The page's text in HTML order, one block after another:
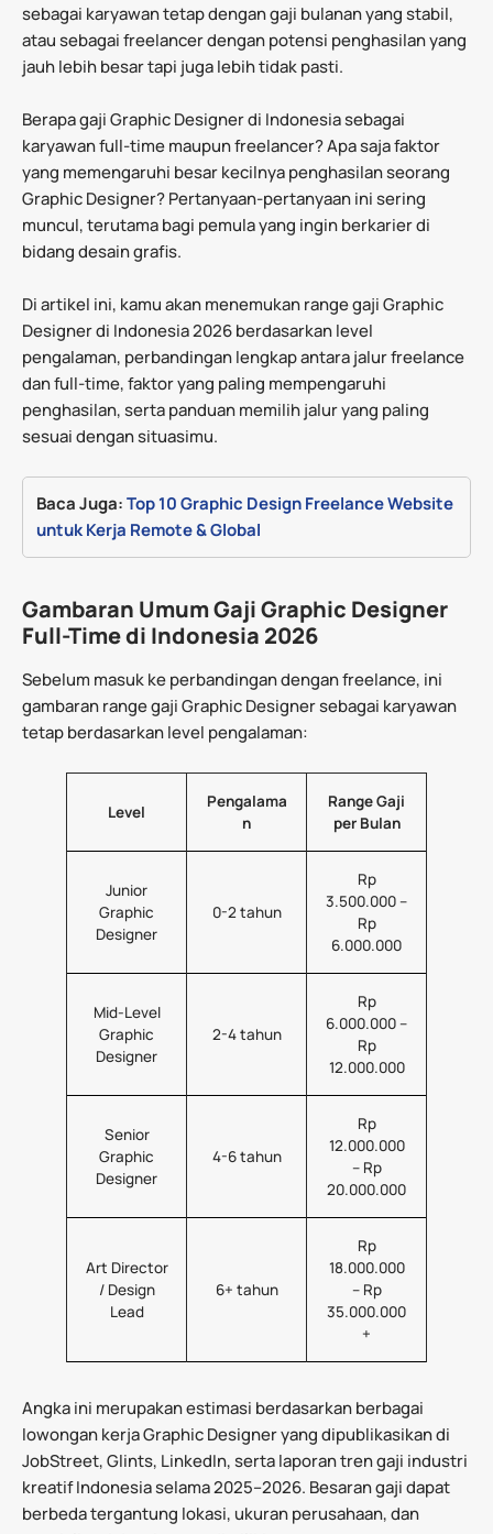
sebagai karyawan tetap dengan gaji bulanan yang stabil,
atau sebagai freelancer dengan potensi penghasilan yang
jauh lebih besar tapi juga lebih tidak pasti.
Berapa gaji Graphic Designer di Indonesia sebagai
karyawan full-time maupun freelancer? Apa saja faktor
yang memengaruhi besar kecilnya penghasilan seorang
Graphic Designer? Pertanyaan-pertanyaan ini sering
muncul, terutama bagi pemula yang ingin berkarier di
bidang desain grafis.
Di artikel ini, kamu akan menemukan range gaji Graphic
Designer di Indonesia 2026 berdasarkan level
pengalaman, perbandingan lengkap antara jalur freelance
dan full-time, faktor yang paling mempengaruhi
penghasilan, serta panduan memilih jalur yang paling
sesuai dengan situasimu.
Baca Juga:Top 10 Graphic Design Freelance Website
untuk Kerja Remote & Global
Gambaran Umum Gaji Graphic Designer
Full-Time di Indonesia 2026
Sebelum masuk ke perbandingan dengan freelance, ini
gambaran range gaji Graphic Designer sebagai karyawan
tetap berdasarkan level pengalaman:
Level
Pengalama
n
Range Gaji
per Bulan
Junior
Graphic
Designer
0-2 tahun
Rp
3.500.000 –
Rp
6.000.000
Mid-Level
Graphic
Designer
2-4 tahun
Rp
6.000.000 –
Rp
12.000.000
Senior
Graphic
Designer
4-6 tahun
Rp
12.000.000
– Rp
20.000.000
Art Director
/ Design
Lead
6+ tahun
Rp
18.000.000
– Rp
35.000.000
+
Angka ini merupakan estimasi berdasarkan berbagai
lowongan kerja Graphic Designer yang dipublikasikan di
JobStreet, Glints, LinkedIn, serta laporan tren gaji industri
kreatif Indonesia selama 2025–2026. Besaran gaji dapat
berbeda tergantung lokasi, ukuran perusahaan, dan